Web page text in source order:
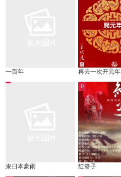
一百年 再去一次开元年
東日本豪雨
0
红簪子